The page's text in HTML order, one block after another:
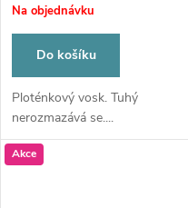
Na objednávku
Do košíku
Ploténkový vosk. Tuhý
nerozmazává se....
Akce